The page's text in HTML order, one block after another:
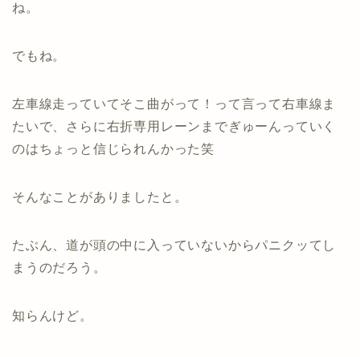
ね。
でもね。
左車線走っていてそこ曲がって！って言って右車線ま
たいで、さらに右折専用レーンまでぎゅーんっていく
のはちょっと信じられんかった笑
そんなことがありましたと。
たぶん、道が頭の中に入っていないからパニクッてし
まうのだろう。
知らんけど。